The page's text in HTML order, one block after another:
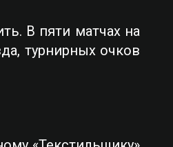
В пяти матчах на
турнирных очков